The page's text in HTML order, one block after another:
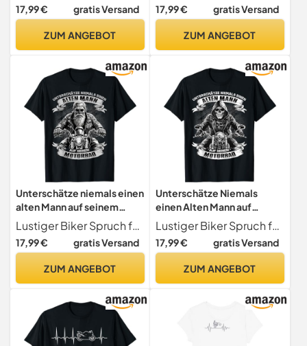
17,99 € gratis Versand
ZUM ANGEBOT
17,99 € gratis Versand
ZUM ANGEBOT
Unterschätze niemals einen
alten Mann auf seinem
Motorrad T-Shirt
Lustiger Biker Spruch für den alten Mann
17,99 € gratis Versand
ZUM ANGEBOT
Unterschätze Niemals
einen Alten Mann auf
seinem Motorrad T-Shirt
Lustiger Biker Spruch für den alten Mann
17,99 € gratis Versand
ZUM ANGEBOT